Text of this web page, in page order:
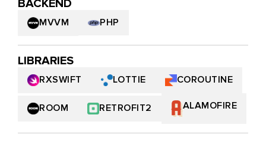
BACKEND
MVVM PHP
LIBRARIES
RXSWIFT LOTTIE COROUTINE
ROOM RETROFIT2 ALAMOFIRE